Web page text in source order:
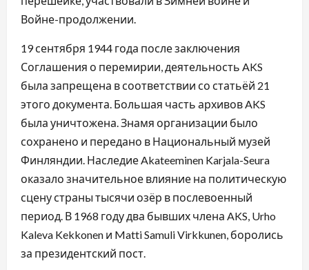
Войне-продолжении.
19 сентября 1944 года после заключения
Соглашения о перемирии, деятельность AKS
была запрещена в соответствии со статьёй 21
этого документа. Большая часть архивов AKS
была уничтожена. Знамя организации было
сохранено и передано в Национальный музей
Финляндии. Наследие Akateeminen Karjala-Seura
оказало значительное влияние на политическую
сцену страны тысячи озёр в послевоенный
период. В 1968 году два бывших члена AKS, Urho
Kaleva Kekkonen и Matti Samuli Virkkunen, боролись
за президентский пост.